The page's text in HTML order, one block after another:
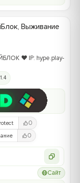
Выживание
❤️ IP: hype.play-
0
0
Сайт